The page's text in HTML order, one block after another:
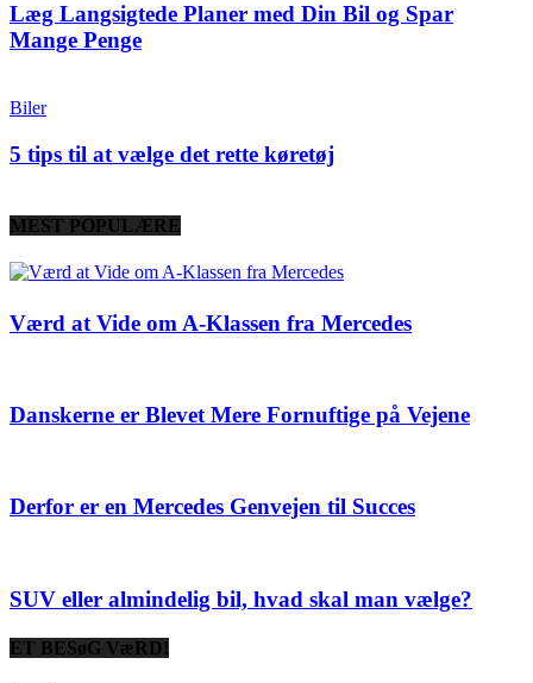
Læg Langsigtede Planer med Din Bil og Spar
Mange Penge
Biler
5 tips til at vælge det rette køretøj
MEST POPULÆRE
Værd at Vide om A-Klassen fra Mercedes
Danskerne er Blevet Mere Fornuftige på Vejene
Derfor er en Mercedes Genvejen til Succes
SUV eller almindelig bil, hvad skal man vælge?
ET BESøG VæRD!